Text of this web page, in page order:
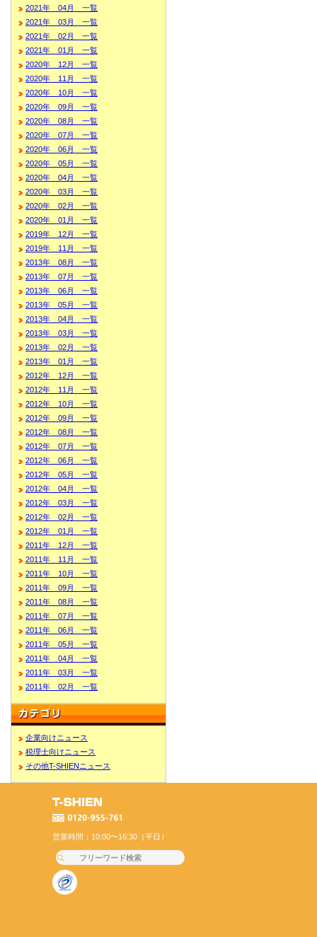
2021年 04月 一覧
2021年 03月 一覧
2021年 02月 一覧
2021年 01月 一覧
2020年 12月 一覧
2020年 11月 一覧
2020年 10月 一覧
2020年 09月 一覧
2020年 08月 一覧
2020年 07月 一覧
2020年 06月 一覧
2020年 05月 一覧
2020年 04月 一覧
2020年 03月 一覧
2020年 02月 一覧
2020年 01月 一覧
2019年 12月 一覧
2019年 11月 一覧
2013年 08月 一覧
2013年 07月 一覧
2013年 06月 一覧
2013年 05月 一覧
2013年 04月 一覧
2013年 03月 一覧
2013年 02月 一覧
2013年 01月 一覧
2012年 12月 一覧
2012年 11月 一覧
2012年 10月 一覧
2012年 09月 一覧
2012年 08月 一覧
2012年 07月 一覧
2012年 06月 一覧
2012年 05月 一覧
2012年 04月 一覧
2012年 03月 一覧
2012年 02月 一覧
2012年 01月 一覧
2011年 12月 一覧
2011年 11月 一覧
2011年 10月 一覧
2011年 09月 一覧
2011年 08月 一覧
2011年 07月 一覧
2011年 06月 一覧
2011年 05月 一覧
2011年 04月 一覧
2011年 03月 一覧
2011年 02月 一覧
企業向けニュース
税理士向けニュース
その他T-SHIENニュース
営業時間：10:00〜16:30（平日）